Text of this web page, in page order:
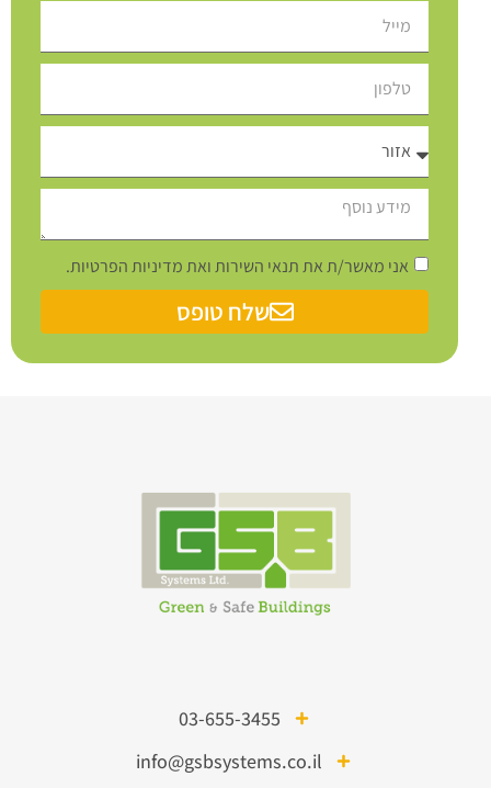
אני מאשר/ת את תנאי השירות ואת מדיניות הפרטיות.
שלח טופס
03-655-3455
info@gsbsystems.co.il